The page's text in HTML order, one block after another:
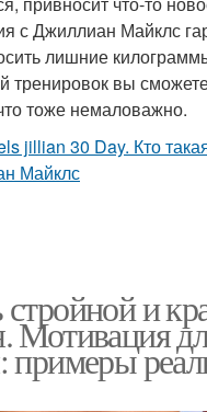
с Джиллиан Майклс
лишние
тренировок вы
тоже немаловажно.
и
Мотивация
примеры